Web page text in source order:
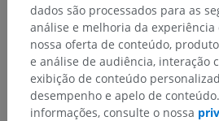
dados são processados para as
análise e melhoria da
nossa oferta de conteúdo,
e análise de audiência, interação
exibição de conteúdo
desempenho e apelo de
informações, consulte o nossa